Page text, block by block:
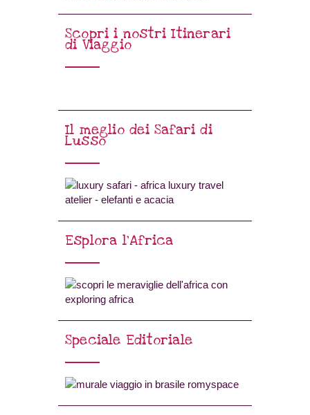
Scopri i nostri Itinerari
di Viaggio
Il meglio dei Safari di
Lusso
Esplora l’Africa
Speciale Editoriale